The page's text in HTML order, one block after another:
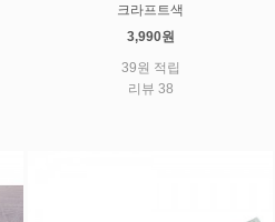
크라프트색
3,990원
39원 적립
리뷰 38